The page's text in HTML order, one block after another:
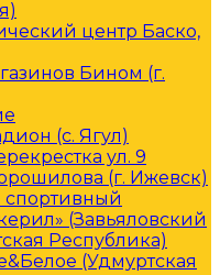
центр Баско,
Бином (г.
(с. Ягул)
ул. 9
(г. Ижевск)
(Завьяловский
Республика)
(Удмуртская